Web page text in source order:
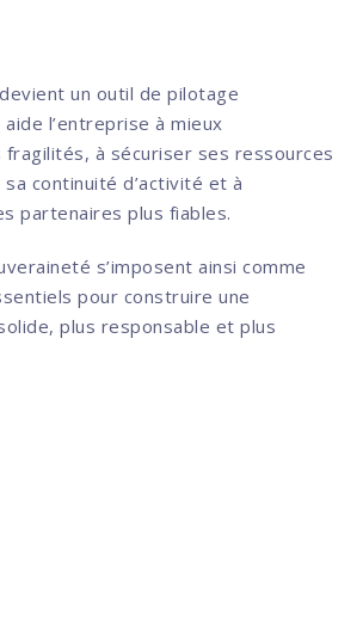
un outil de pilotage
l’entreprise à mieux
à sécuriser ses ressources
continuité d’activité et à
partenaires plus fiables.
s’imposent ainsi comme
pour construire une
plus responsable et plus